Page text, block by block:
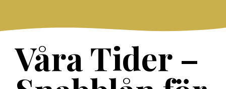
content
Våra Tider –